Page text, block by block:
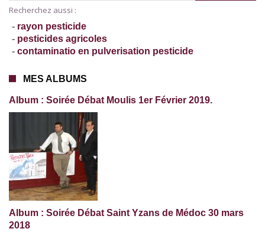
Recherchez aussi :
- rayon pesticide
- pesticides agricoles
- contaminatio en pulverisation pesticide
MES ALBUMS
Album : Soirée Débat Moulis 1er Février 2019.
Album : Soirée Débat Saint Yzans de Médoc 30 mars
2018